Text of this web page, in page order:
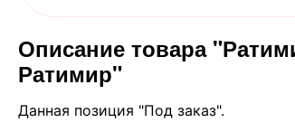
Описание товара
Ратимир"
Данная позиция "Под заказ".